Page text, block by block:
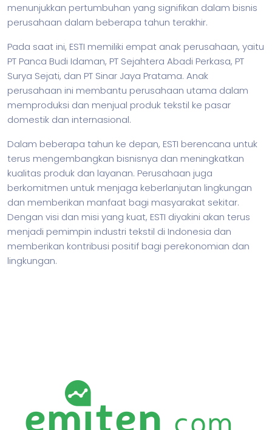
menunjukkan pertumbuhan yang signifikan dalam bisnis
perusahaan dalam beberapa tahun terakhir.
Pada saat ini, ESTI memiliki empat anak perusahaan, yaitu
PT Panca Budi Idaman, PT Sejahtera Abadi Perkasa, PT
Surya Sejati, dan PT Sinar Jaya Pratama. Anak
perusahaan ini membantu perusahaan utama dalam
memproduksi dan menjual produk tekstil ke pasar
domestik dan internasional.
Dalam beberapa tahun ke depan, ESTI berencana untuk
terus mengembangkan bisnisnya dan meningkatkan
kualitas produk dan layanan. Perusahaan juga
berkomitmen untuk menjaga keberlanjutan lingkungan
dan memberikan manfaat bagi masyarakat sekitar.
Dengan visi dan misi yang kuat, ESTI diyakini akan terus
menjadi pemimpin industri tekstil di Indonesia dan
memberikan kontribusi positif bagi perekonomian dan
lingkungan.